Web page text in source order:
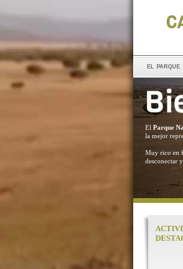
el parque
El Parque
la mejor
Muy rico en
desconectar